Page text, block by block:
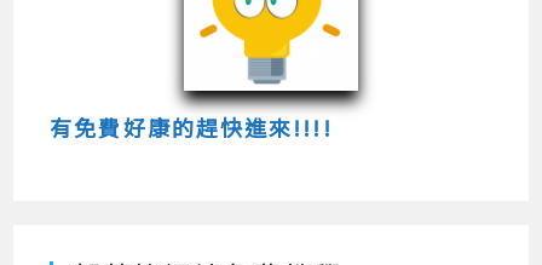
有免費好康的趕快進來!!!!